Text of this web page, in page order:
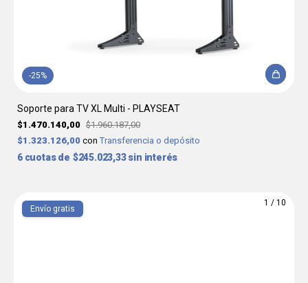
-25%
Soporte para TV XL Multi - PLAYSEAT
$1.470.140,00 $1.960.187,00
$1.323.126,00 con Transferencia o depósito
6 $245.023,33 sin interés
1 / 10
Envío gratis